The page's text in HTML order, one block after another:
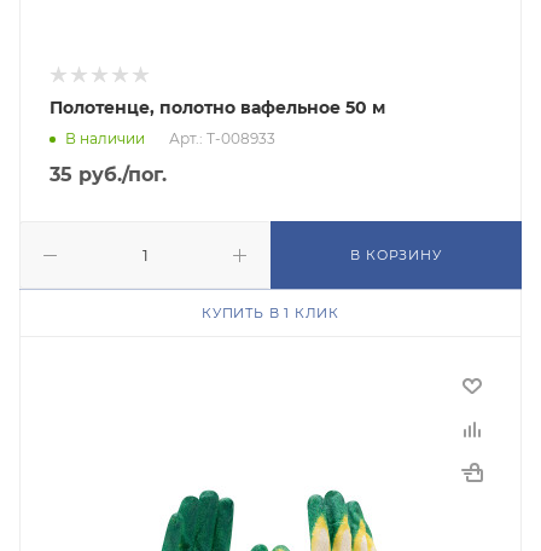
Полотенце, полотно вафельное 50 м
В наличии Арт.: Т-008933
35 руб./пог.
В КОРЗИНУ
КУПИТЬ В 1 КЛИК